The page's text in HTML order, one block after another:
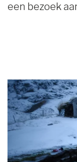
een bezoek